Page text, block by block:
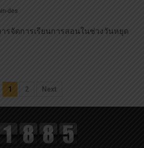
des
รจัดการเรียนการสอนในช่วงวันหยุด
Posts
pagination
1 2 Next